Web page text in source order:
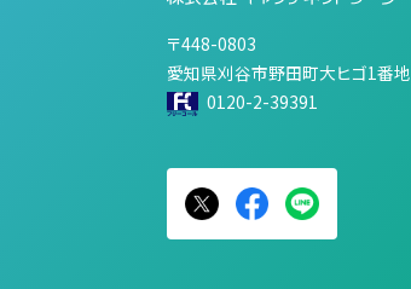
〒448-0803
愛知県刈谷市野田町大ヒゴ1番地
0120-2-39391